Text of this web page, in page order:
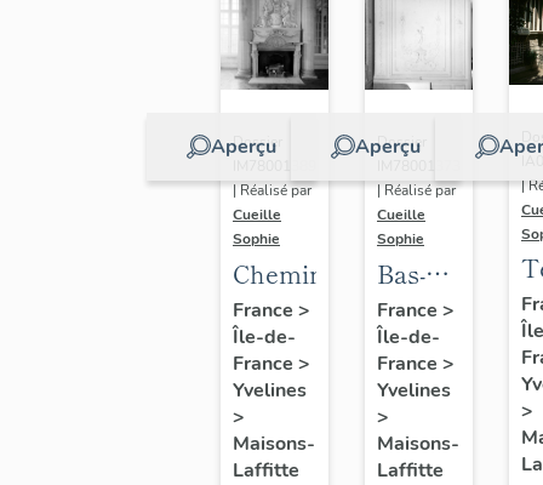
Aperçu
Dossier
| Réalisé par
Cueille
Sophie
Cheminée
France >
Île-de-
France >
Yvelines
>
Maisons-
Laffitte
Aperçu
Dossier
| Réalisé par
Cueille
Sophie
Bas-
relief
(décor
intérieur)
France >
Île-de-
France >
Yvelines
>
Maisons-
Laffitte
|
>